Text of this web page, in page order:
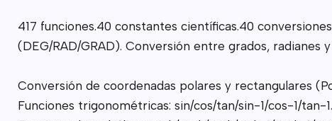
417 funciones.40 constantes científicas.40
(DEG/RAD/GRAD). Conversión entre grados, radianes y
Conversión de coordenadas polares y rectangulares
Funciones trigonométricas: sin/cos/tan/sin-1/cos-1/tan-1.